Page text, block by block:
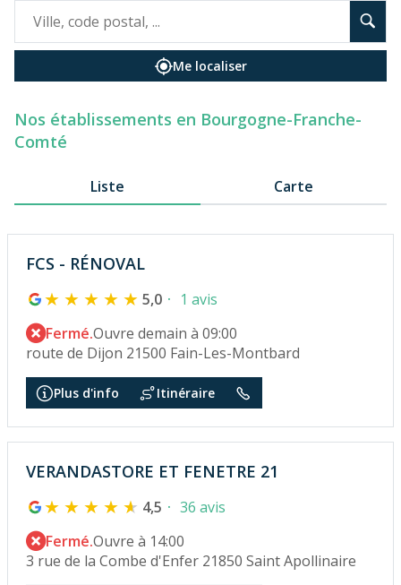
Me localiser
Nos établissements en Bourgogne-Franche-
Comté
Liste Carte
FCS - RÉNOVAL
5,0
1 avis
Fermé.Ouvre demain à 09:00
route de Dijon 21500 Fain-Les-Montbard
Plus d'info Itinéraire
VERANDASTORE ET FENETRE 21
4,5
36 avis
Fermé.Ouvre à 14:00
3 rue de la Combe d'Enfer 21850 Saint Apollinaire